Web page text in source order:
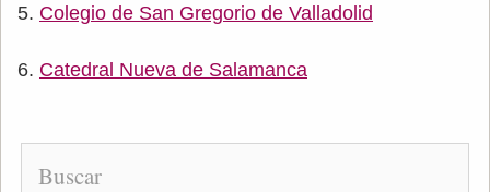
Colegio de San Gregorio de Valladolid
Catedral Nueva de Salamanca
Buscar